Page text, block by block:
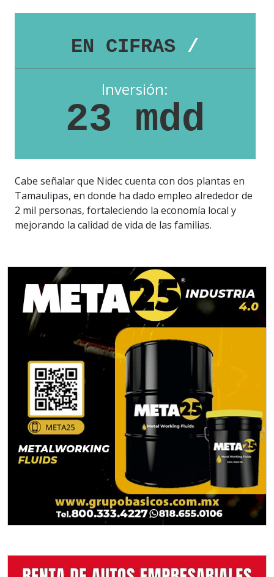
EN CIFRAS /
Inversión:
23 mdd
Cabe señalar que Nidec cuenta con dos plantas en
Tamaulipas, en donde ha dado empleo alrededor de
2 mil personas, fortaleciendo la economía local y
mejorando la calidad de vida de las familias.